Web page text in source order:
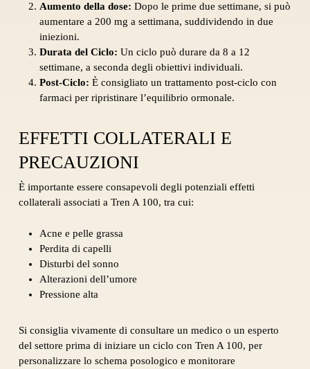
Aumento della dose: Dopo le prime due settimane, si può
aumentare a 200 mg a settimana, suddividendo in due
iniezioni.
Durata del Ciclo: Un ciclo può durare da 8 a 12
settimane, a seconda degli obiettivi individuali.
Post-Ciclo: È consigliato un trattamento post-ciclo con
farmaci per ripristinare l’equilibrio ormonale.
EFFETTI COLLATERALI E
PRECAUZIONI
È importante essere consapevoli degli potenziali effetti
collaterali associati a Tren A 100, tra cui:
Acne e pelle grassa
Perdita di capelli
Disturbi del sonno
Alterazioni dell’umore
Pressione alta
Si consiglia vivamente di consultare un medico o un esperto
del settore prima di iniziare un ciclo con Tren A 100, per
personalizzare lo schema posologico e monitorare